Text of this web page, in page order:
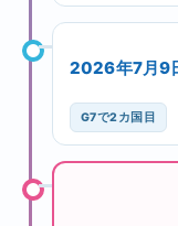
2026年7月9
G7で2カ国目